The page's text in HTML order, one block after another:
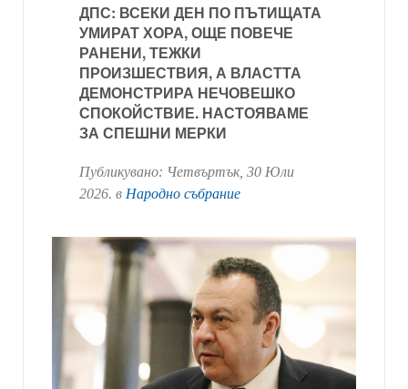
ДПС: ВСЕКИ ДЕН ПО ПЪТИЩАТА
УМИРАТ ХОРА, ОЩЕ ПОВЕЧЕ
РАНЕНИ, ТЕЖКИ
ПРОИЗШЕСТВИЯ, А ВЛАСТТА
ДЕМОНСТРИРА НЕЧОВЕШКО
СПОКОЙСТВИЕ. НАСТОЯВАМЕ
ЗА СПЕШНИ МЕРКИ
Публикувано: Четвъртък, 30 Юли
2026. в Народно събрание